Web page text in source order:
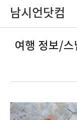
남시언닷컴
여행 정보/스